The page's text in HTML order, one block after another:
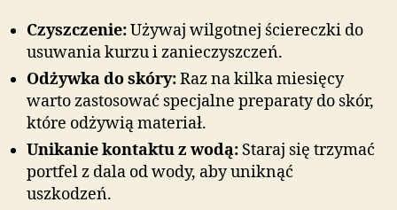
Czyszczenie:Używaj wilgotnej ściereczki do
usuwania kurzu i zanieczyszczeń.
Odżywka do skóry:Raz na kilka miesięcy
warto zastosować specjalne preparaty do skór,
które odżywią materiał.
Unikanie kontaktu z wodą: Staraj się trzymać
portfel z dala od wody, aby uniknąć
uszkodzeń.